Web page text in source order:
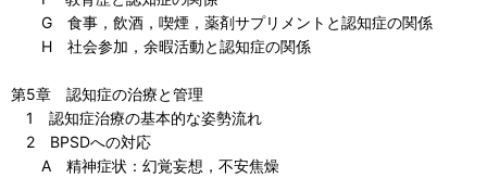
G 食事，飲酒，喫煙，薬剤サプリメントと認知症の関係
H 社会参加，余暇活動と認知症の関係
第5章 認知症の治療と管理
1 認知症治療の基本的な姿勢流れ
2 BPSDへの対応
A 精神症状：幻覚妄想，不安焦燥